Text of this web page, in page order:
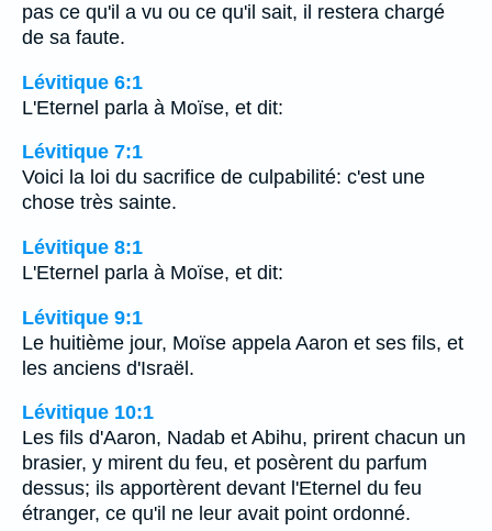
pas ce qu'il a vu ou ce qu'il sait, il restera chargé
de sa faute.
Lévitique 6:1
L'Eternel parla à Moïse, et dit:
Lévitique 7:1
Voici la loi du sacrifice de culpabilité: c'est une
chose très sainte.
Lévitique 8:1
L'Eternel parla à Moïse, et dit:
Lévitique 9:1
Le huitième jour, Moïse appela Aaron et ses fils, et
les anciens d'Israël.
Lévitique 10:1
Les fils d'Aaron, Nadab et Abihu, prirent chacun un
brasier, y mirent du feu, et posèrent du parfum
dessus; ils apportèrent devant l'Eternel du feu
étranger, ce qu'il ne leur avait point ordonné.